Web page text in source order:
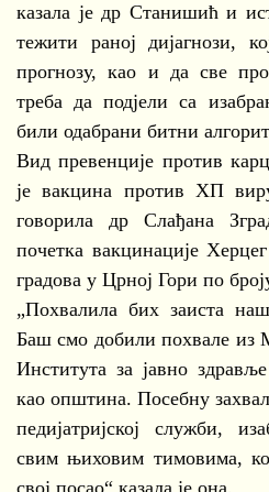
казала је др Станишић и
тежити раној дијагнози,
прогнозу, као и да све
треба да подјели са
били одабрани битни
Вид превенције против
је вакцина против ХП
говорила др Слађана
почетка вакцинације
градова у Црној Гори по
„Похвалила бих заиста
Баш смо добили похвале из
Института за јавно
као општина. Посебну
педијатријској служби,
свим њиховим тимовима,
свој посао“ казала је она.